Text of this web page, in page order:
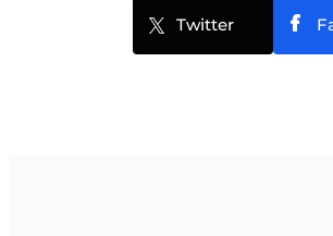
Twitter